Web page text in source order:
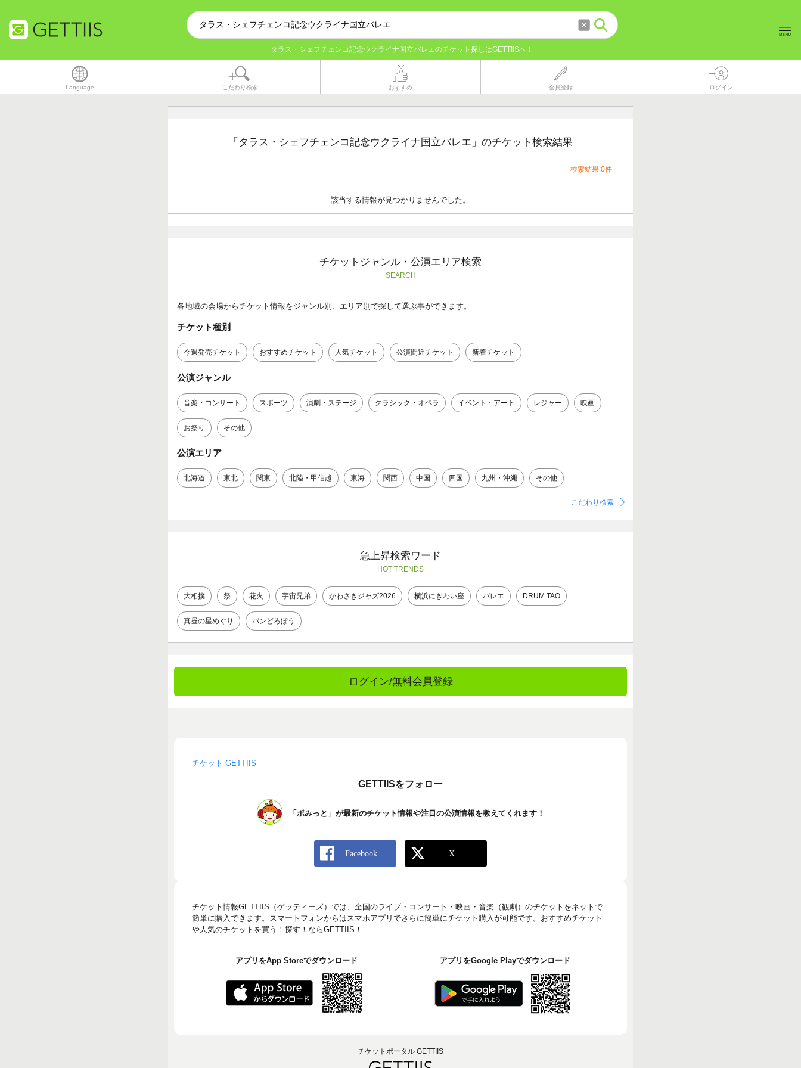
タラス・シェフチェンコ記念ウクライナ国立バレエのチケット探しはGETTIISへ！
Language こだわり検索 おすすめ 会員登録 ログイン
「タラス・シェフチェンコ記念ウクライナ国立バレエ」のチケット検索結果
検索結果:0件
該当する情報が見つかりませんでした。
チケットジャンル・公演エリア検索
SEARCH
各地域の会場からチケット情報をジャンル別、エリア別で探して選ぶ事ができます。
チケット種別
今週発売チケット おすすめチケット 人気チケット 公演間近チケット 新着チケット
公演ジャンル
音楽・コンサート スポーツ 演劇・ステージ クラシック・オペラ イベント・アート レジャー 映画
お祭り その他
公演エリア
北海道 東北 関東 北陸・甲信越 東海 関西 中国 四国 九州・沖縄 その他
こだわり検索
急上昇検索ワード
HOT TRENDS
大相撲 祭 花火 宇宙兄弟 かわさきジャズ2026 横浜にぎわい座 バレエ DRUM TAO
真昼の星めぐり パンどろぼう
ログイン/無料会員登録
チケット GETTIIS
GETTIISをフォロー
「ポみっと」が最新のチケット情報や注目の公演情報を教えてくれます！
チケット情報GETTIIS（ゲッティーズ）では、全国のライブ・コンサート・映画・音楽（観劇）のチケットをネットで
簡単に購入できます。スマートフォンからはスマホアプリでさらに簡単にチケット購入が可能です。おすすめチケット
や人気のチケットを買う！探す！ならGETTIIS！
アプリをApp Storeでダウンロード アプリをGoogle Playでダウンロード
チケットポータル GETTIIS